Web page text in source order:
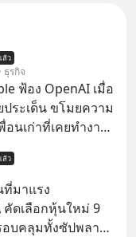
ล้ว
ธุรกิจ
ฟ้อง OpenAI เมื่อ
ระเด็น ขโมยความ
อนเก่าที่เคยทำงาน
อนยังอยู่บริษัท
ล้ว
มาแรง
คัดเลือกหุ้นใหม่ 9
อบคลุมทั้งซัปพลาย